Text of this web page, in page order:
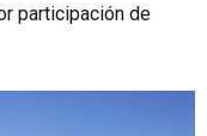
participación de